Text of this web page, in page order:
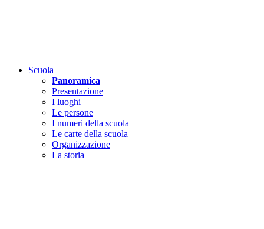
Scuola
Panoramica
Presentazione
I luoghi
Le persone
I numeri della scuola
Le carte della scuola
Organizzazione
La storia